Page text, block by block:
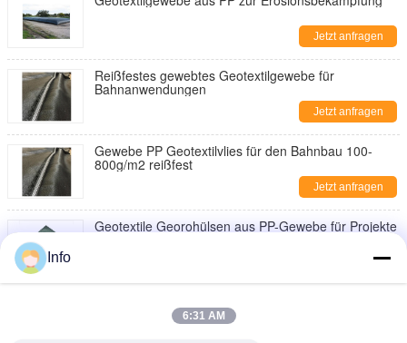
Jetzt anfragen
Reißfestes gewebtes Geotextilgewebe für
Bahnanwendungen
Jetzt anfragen
Gewebe PP Geotextilvlies für den Bahnbau 100-
800g/m2 reißfest
Jetzt anfragen
Geotextile Georohülsen aus PP-Gewebe für Projekte
Jetzt anfragen
Böschungsschutz
Info
6:31 AM